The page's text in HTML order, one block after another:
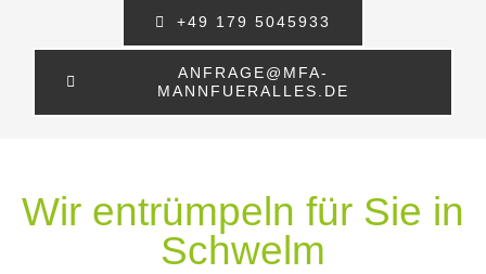
+49 179 5045933
ANFRAGE@MFA-
MANNFUERALLES.DE
Wir entrümpeln für Sie in
Schwelm